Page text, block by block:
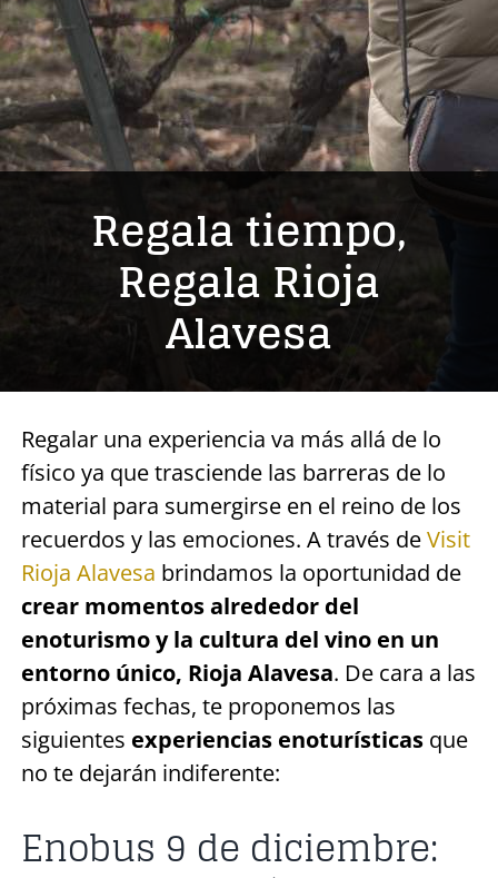
Regala tiempo,
Regala Rioja
Alavesa
Regalar una experiencia va más allá de lo
físico ya que trasciende las barreras de lo
material para sumergirse en el reino de los
recuerdos y las emociones. A través deVisit
Rioja Alavesa brindamos la oportunidad de
crear momentos alrededor del
enoturismo y la cultura del vino en un
entorno único, Rioja Alavesa. De cara a las
próximas fechas, te proponemos las
siguientes experiencias enoturísticasque
no te dejarán indiferente:
Enobus 9 de diciembre: